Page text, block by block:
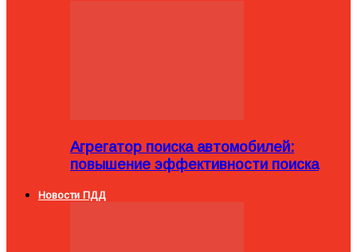
Агрегатор поиска автомобилей:
повышение эффективности поиска
Новости ПДД